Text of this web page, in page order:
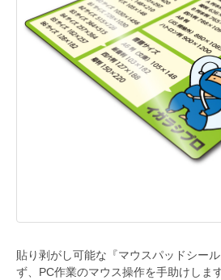
貼り剥がし可能な『マウスパッドシー
ず、PC作業のマウス操作を手助けします